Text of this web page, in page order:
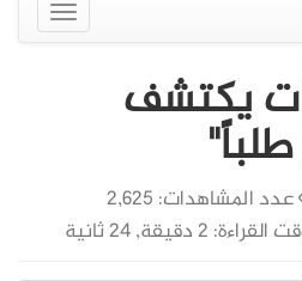
عرض
القائمة
يكتشف
عدد المشاهدات: 2,625
2 دقيقة, 24 ثانية